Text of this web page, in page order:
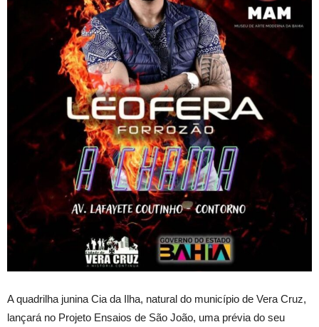
A quadrilha junina Cia da Ilha, natural do município de Vera Cruz,
lançará no Projeto Ensaios de São João, uma prévia do seu